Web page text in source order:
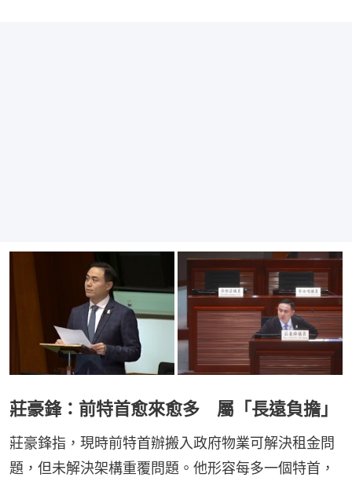
莊豪鋒：前特首愈來愈多 屬「長遠負擔」
莊豪鋒指，現時前特首辦搬入政府物業可解決租金問
題，但未解決架構重覆問題。他形容每多一個特首，